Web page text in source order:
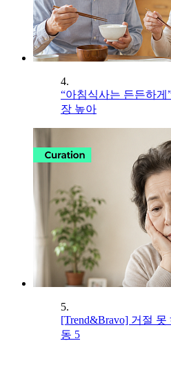
4.
“아침식사는 든든하게
장 높아
5.
[Trend&Bravo] 거절
동 5